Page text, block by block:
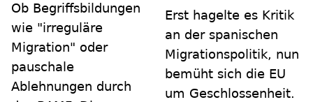
Ob Begriffsbildungen
wie "irreguläre
Migration" oder
pauschale
Ablehnungen durch
Erst hagelte es Kritik
an der spanischen
Migrationspolitik, nun
bemüht sich die EU
um Geschlossenheit.